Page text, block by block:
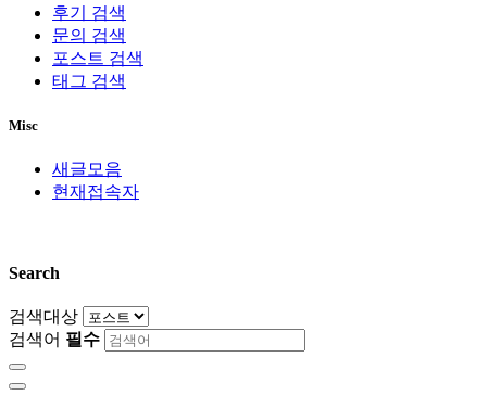
후기 검색
문의 검색
포스트 검색
태그 검색
Misc
새글모음
현재접속자
Search
검색대상
검색어 필수